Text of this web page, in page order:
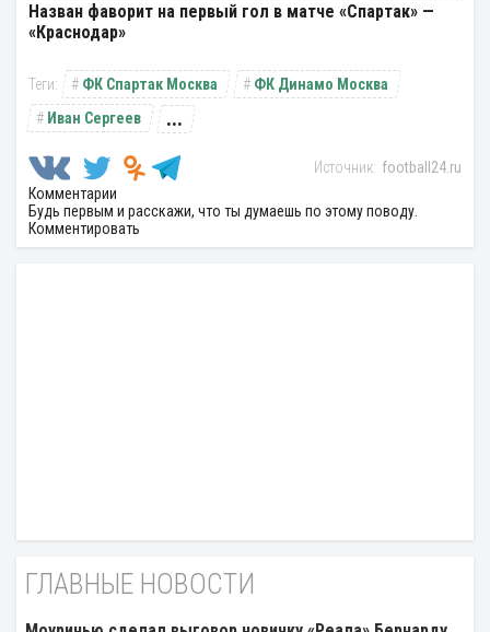
Назван фаворит на первый гол в матче «Спартак» —
«Краснодар»
ФК Спартак Москва
ФК Динамо Москва
Иван Сергеев
...
football24.ru
Комментарии
Будь первым и расскажи, что ты думаешь по этому поводу.
Комментировать
ГЛАВНЫЕ НОВОСТИ